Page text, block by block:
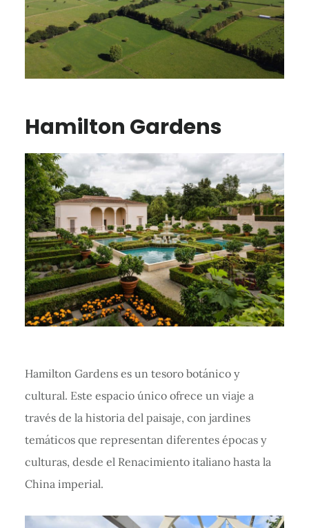
Hamilton Gardens
Hamilton Gardens es un tesoro botánico y
cultural. Este espacio único ofrece un viaje a
través de la historia del paisaje, con jardines
temáticos que representan diferentes épocas y
culturas, desde el Renacimiento italiano hasta la
China imperial.